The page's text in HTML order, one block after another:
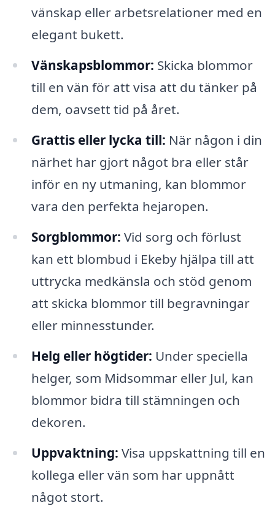
vänskap eller arbetsrelationer med en
elegant bukett.
Vänskapsblommor: Skicka blommor
till en vän för att visa att du tänker på
dem, oavsett tid på året.
Grattis eller lycka till: När någon i din
närhet har gjort något bra eller står
inför en ny utmaning, kan blommor
vara den perfekta hejaropen.
Sorgblommor: Vid sorg och förlust
kan ett blombud i Ekeby hjälpa till att
uttrycka medkänsla och stöd genom
att skicka blommor till begravningar
eller minnesstunder.
Helg eller högtider: Under speciella
helger, som Midsommar eller Jul, kan
blommor bidra till stämningen och
dekoren.
Uppvaktning: Visa uppskattning till en
kollega eller vän som har uppnått
något stort.